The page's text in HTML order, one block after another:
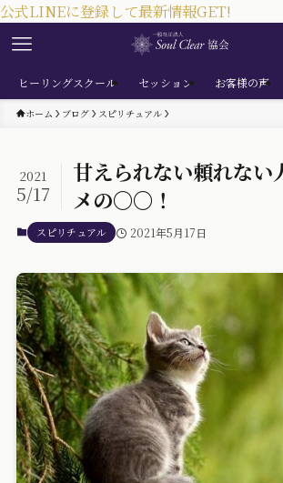
公式LINEに登録して最新情報GET!
ヒーリングスクール セッション お客様の声
ホーム ブログ スピリチュアル
甘えられない頼れない
メの〇〇！
2021
5/17
スピリチュアル 2021年5月17日